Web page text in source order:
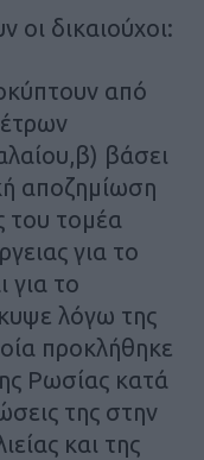
οι δικαιούχοι:
από
βάσει
αποζημίωση
του τομέα
για το
για το
λόγω της
προκλήθηκε
Ρωσίας κατά
της στην
και της